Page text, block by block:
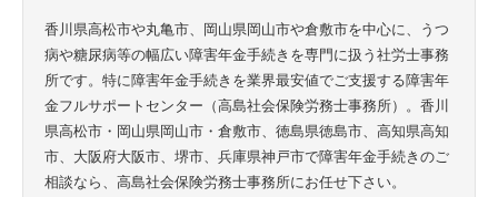
香川県高松市や丸亀市、岡山県岡山市や倉敷市を中心に、うつ
病や糖尿病等の幅広い障害年金手続きを専門に扱う社労士事務
所です。特に障害年金手続きを業界最安値でご支援する障害年
金フルサポートセンター（高島社会保険労務士事務所）。香川
県高松市・岡山県岡山市・倉敷市、徳島県徳島市、高知県高知
市、大阪府大阪市、堺市、兵庫県神戸市で障害年金手続きのご
相談なら、高島社会保険労務士事務所にお任せ下さい。